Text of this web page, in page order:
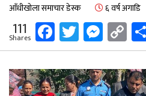
आँधीखोला समाचार डेस्क ६ वर्ष अगाडि
111
Shares Facebook
Twitter